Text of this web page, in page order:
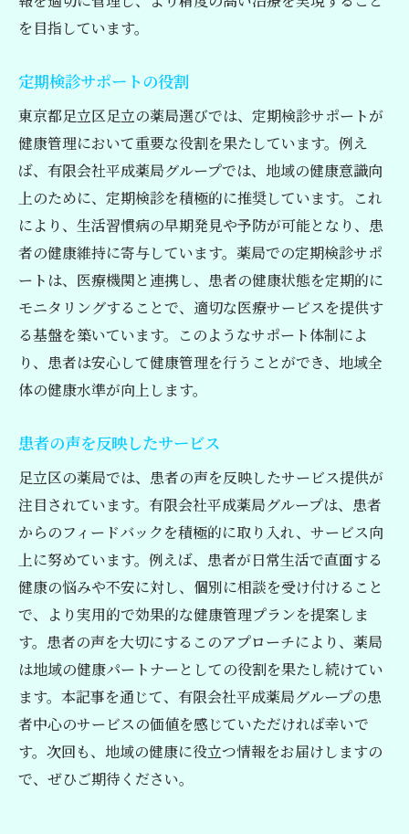
を目指しています。
定期検診サポートの役割
東京都足立区足立の薬局選びでは、定期検診サポートが
健康管理において重要な役割を果たしています。例え
ば、有限会社平成薬局グループでは、地域の健康意識向
上のために、定期検診を積極的に推奨しています。これ
により、生活習慣病の早期発見や予防が可能となり、患
者の健康維持に寄与しています。薬局での定期検診サポ
ートは、医療機関と連携し、患者の健康状態を定期的に
モニタリングすることで、適切な医療サービスを提供す
る基盤を築いています。このようなサポート体制によ
り、患者は安心して健康管理を行うことができ、地域全
体の健康水準が向上します。
患者の声を反映したサービス
足立区の薬局では、患者の声を反映したサービス提供が
注目されています。有限会社平成薬局グループは、患者
からのフィードバックを積極的に取り入れ、サービス向
上に努めています。例えば、患者が日常生活で直面する
健康の悩みや不安に対し、個別に相談を受け付けること
で、より実用的で効果的な健康管理プランを提案しま
す。患者の声を大切にするこのアプローチにより、薬局
は地域の健康パートナーとしての役割を果たし続けてい
ます。本記事を通じて、有限会社平成薬局グループの患
者中心のサービスの価値を感じていただければ幸いで
す。次回も、地域の健康に役立つ情報をお届けしますの
で、ぜひご期待ください。